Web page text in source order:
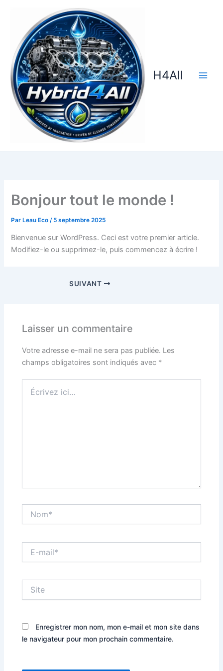
H4All
Bonjour tout le monde !
ParLeau Eco/ 5 septembre 2025
Bienvenue sur WordPress. Ceci est votre premier article.
Modifiez-le ou supprimez-le, puis commencez à écrire !
SUIVANT
Laisser un commentaire
Votre adresse e-mail ne sera pas publiée. Les
champs obligatoires sont indiqués avec *
ici…
mail*
Enregistrer mon nom, mon e-mail et mon site dans
le navigateur pour mon prochain commentaire.